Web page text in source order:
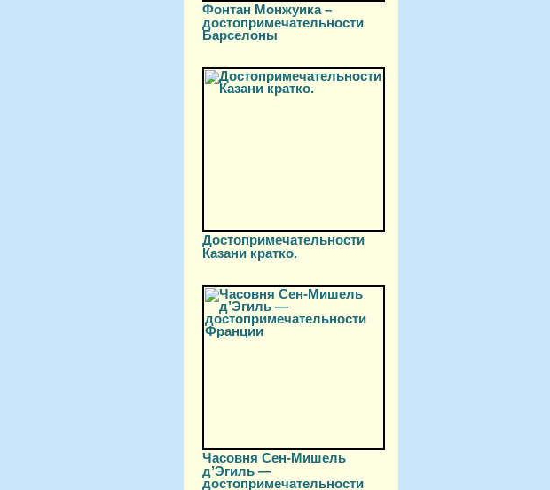
Фонтан Монжуика –
достопримечательности
Барселоны
Достопримечательности
Казани кратко.
Часовня Сен-Мишель
д’Эгиль —
достопримечательности